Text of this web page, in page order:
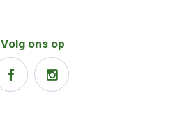
Volg ons op